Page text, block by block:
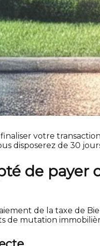
votre
disposerez de 30
de
de la taxe de
de mutation